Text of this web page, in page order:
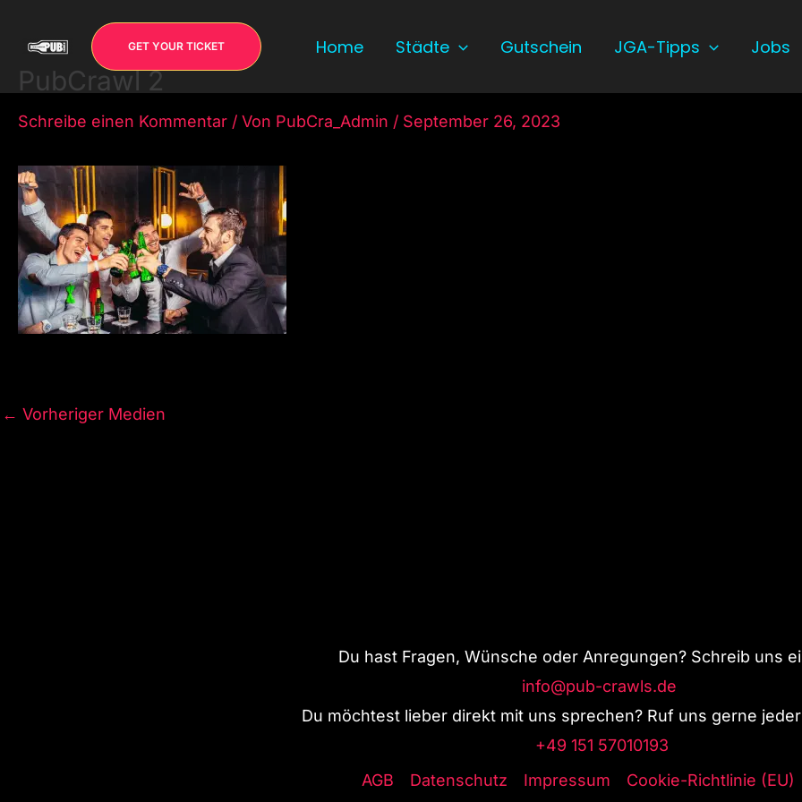
Inhalt
springen
GET YOUR TICKET Home Städte Gutschein JGA-Tipps Jobs
PubCrawl 2
Schreibe einen Kommentar / Von PubCra_Admin / September 26, 2023
← Vorheriger Medien
Du hast Fragen, Wünsche oder Anregungen? Schreib uns
info@pub-crawls.de
Du möchtest lieber direkt mit uns sprechen? Ruf uns gerne
+49 151 57010193
AGB
Datenschutz Impressum Cookie-Richtlinie (EU)